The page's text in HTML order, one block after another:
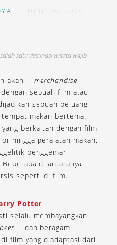
JUNE 26, 2018
satu destinasi wisata wajib
akan
merchandise
sebuah film atau
sebuah peluang
makan bertema.
berkaitan dengan film
hingga peralatan makan,
penggemar
di antaranya
seperti di film.
Potter
selalu membayangkan
dan beragam
film yang diadaptasi dari